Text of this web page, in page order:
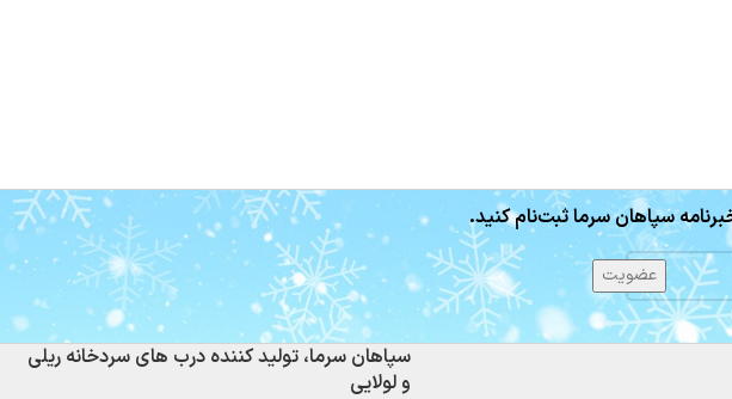
سپاهان سرما ثبت‌نام کنید.
سپاهان سرما، تولید کننده درب های سردخانه ریلی
و لولایی